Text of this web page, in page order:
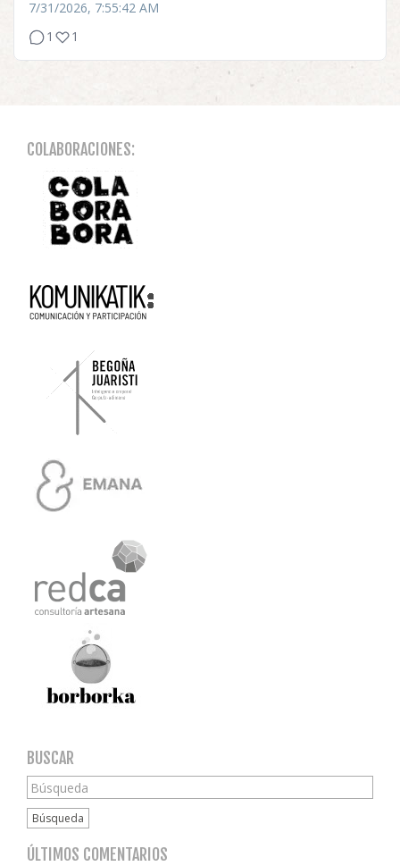
7/31/2026, 7:55:42 AM
1
1
COLABORACIONES:
BUSCAR
Búsqueda
ÚLTIMOS COMENTARIOS